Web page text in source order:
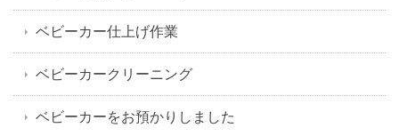
ベビーカー仕上げ作業
ベビーカークリーニング
ベビーカーをお預かりしました